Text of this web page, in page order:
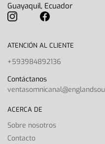
Guayaquil, Ecuador
ATENCIÓN AL CLIENTE
+593984892136
Contáctanos
ACERCA DE
Sobre nosotros
Contacto